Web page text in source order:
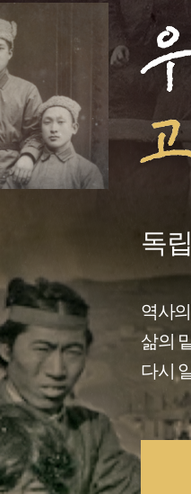
독
역사
삶의
다시